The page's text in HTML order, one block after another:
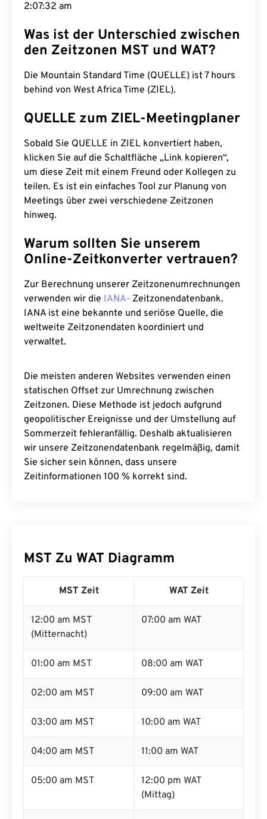
2:07:33 am
Was ist der Unterschied zwischen
den Zeitzonen MST und WAT?
Die Mountain Standard Time (QUELLE) ist 7 hours
behind von West Africa Time (ZIEL).
QUELLE zum ZIEL-Meetingplaner
Sobald Sie QUELLE in ZIEL konvertiert haben,
klicken Sie auf die Schaltfläche „Link kopieren“,
um diese Zeit mit einem Freund oder Kollegen zu
teilen. Es ist ein einfaches Tool zur Planung von
Meetings über zwei verschiedene Zeitzonen
hinweg.
Warum sollten Sie unserem
Online-Zeitkonverter vertrauen?
Zur Berechnung unserer Zeitzonenumrechnungen
verwenden wir die IANA- Zeitzonendatenbank.
IANA ist eine bekannte und seriöse Quelle, die
weltweite Zeitzonendaten koordiniert und
verwaltet.
Die meisten anderen Websites verwenden einen
statischen Offset zur Umrechnung zwischen
Zeitzonen. Diese Methode ist jedoch aufgrund
geopolitischer Ereignisse und der Umstellung auf
Sommerzeit fehleranfällig. Deshalb aktualisieren
wir unsere Zeitzonendatenbank regelmäßig, damit
Sie sicher sein können, dass unsere
Zeitinformationen 100 % korrekt sind.
MST Zu WAT Diagramm
MST Zeit WAT Zeit
12:00 am MST
(Mitternacht)
07:00 am WAT
01:00 am MST 08:00 am WAT
02:00 am MST 09:00 am WAT
03:00 am MST 10:00 am WAT
04:00 am MST 11:00 am WAT
05:00 am MST
12:00 pm WAT
(Mittag)